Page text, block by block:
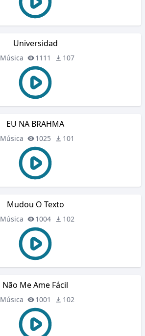
Universidad
Música 1111 107
EU NA BRAHMA
Música 1025 101
Mudou O Texto
Música 1004 102
Não Me Ame Fácil
Música 1001 102